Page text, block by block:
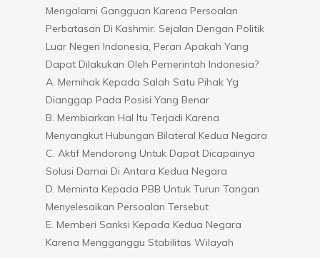
Mengalami Gangguan Karena Persoalan
Perbatasan Di Kashmir. Sejalan Dengan Politik
Luar Negeri Indonesia, Peran Apakah Yang
Dapat Dilakukan Oleh Pemerintah Indonesia?
A. Memihak Kepada Salah Satu Pihak Yg
Dianggap Pada Posisi Yang Benar
B. Membiarkan Hal Itu Terjadi Karena
Menyangkut Hubungan Bilateral Kedua Negara
C. Aktif Mendorong Untuk Dapat Dicapainya
Solusi Damai Di Antara Kedua Negara
D. Meminta Kepada PBB Untuk Turun Tangan
Menyelesaikan Persoalan Tersebut
E. Memberi Sanksi Kepada Kedua Negara
Karena Mengganggu Stabilitas Wilayah